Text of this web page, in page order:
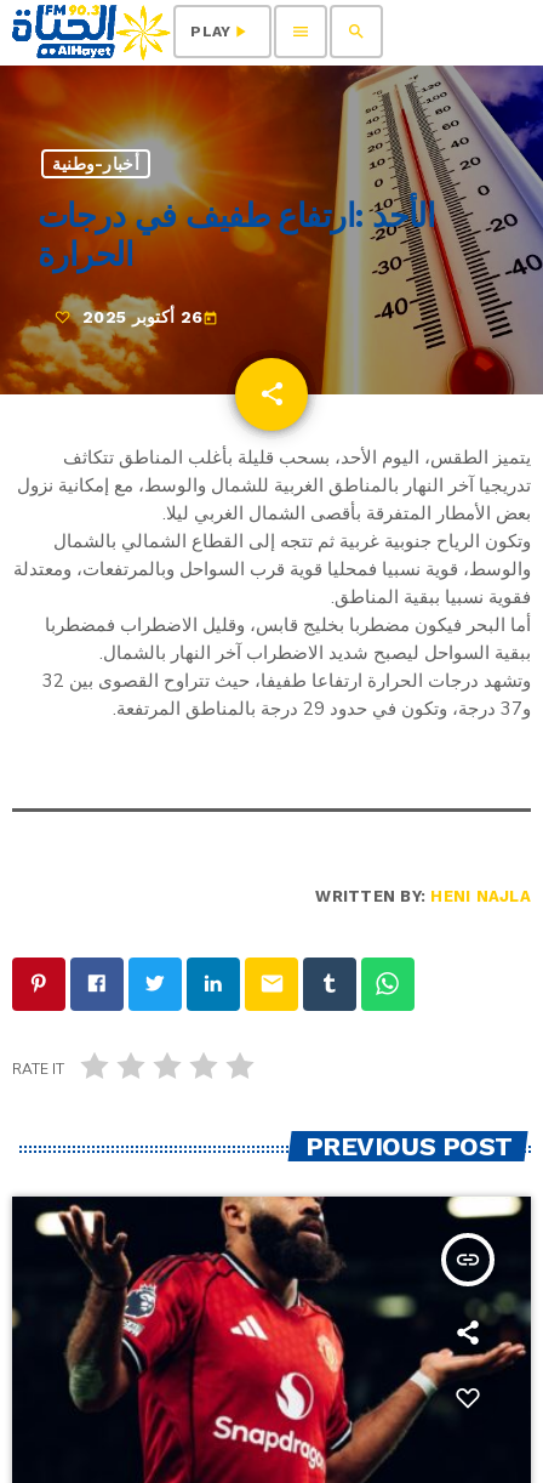
search
menu
play_arrow
PLAY
أخبار-وطنية
الأحد :ارتفاع طفيف في درجات
الحرارة
today26 أكتوبر 2025
share
email
يتميز الطقس، اليوم الأحد، بسحب قليلة بأغلب المناطق تتكاثف
تدريجيا آخر النهار بالمناطق الغربية للشمال والوسط، مع إمكانية نزول
بعض الأمطار المتفرقة بأقصى الشمال الغربي ليلا.
وتكون الرياح جنوبية غربية ثم تتجه إلى القطاع الشمالي بالشمال
والوسط، قوية نسبيا فمحليا قوية قرب السواحل وبالمرتفعات، ومعتدلة
فقوية نسبيا ببقية المناطق.
أما البحر فيكون مضطربا بخليج قابس، وقليل الاضطراب فمضطربا
ببقية السواحل ليصبح شديد الاضطراب آخر النهار بالشمال.
وتشهد درجات الحرارة ارتفاعا طفيفا، حيث تتراوح القصوى بين 32
و37 درجة، وتكون في حدود 29 درجة بالمناطق المرتفعة.
WRITTEN BY: HENI NAJLA
email
RATE IT
PREVIOUS POST
insert_link